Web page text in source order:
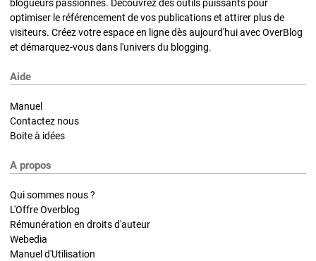
blogueurs passionnés. Découvrez des outils puissants pour
optimiser le référencement de vos publications et attirer plus de
visiteurs. Créez votre espace en ligne dès aujourd'hui avec OverBlog
et démarquez-vous dans l'univers du blogging.
Aide
Manuel
Contactez nous
Boite à idées
A propos
Qui sommes nous ?
L'Offre Overblog
Rémunération en droits d'auteur
Webedia
Manuel d'Utilisation